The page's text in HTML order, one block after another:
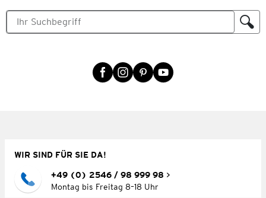
WIR SIND FÜR SIE DA!
+49 (0) 2546 / 98 999 98
Montag bis Freitag 8–18 Uhr